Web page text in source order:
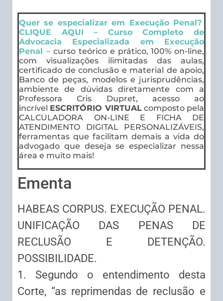
Quer se especializar em Execução Penal?
CLIQUE AQUI – Curso Completo de
Advocacia Especializada em Execução
Penal –curso teórico e prático, 100% on-line,
com visualizações ilimitadas das aulas,
certificado de conclusão e material de apoio,
Banco de peças, modelos e jurisprudências,
ambiente de dúvidas diretamente com a
Professora Cris Dupret, acesso ao
incrível ESCRITÓRIO VIRTUALcomposto pela
CALCULADORA ON-LINE E FICHA DE
ATENDIMENTO DIGITAL PERSONALIZÁVEIS,
ferramentas que facilitam demais a vida do
advogado que deseja se especializar nessa
área e muito mais!
Ementa
HABEAS CORPUS. EXECUÇÃO PENAL.
UNIFICAÇÃO DAS PENAS DE
RECLUSÃO E DETENÇÃO.
POSSIBILIDADE.
1. Segundo o entendimento desta
Corte, “as reprimendas de reclusão e